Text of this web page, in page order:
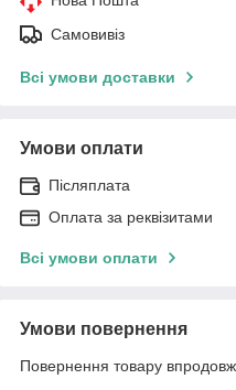
Самовивіз
Всі умови доставки
Умови оплати
Післяплата
Оплата за реквізитами
Всі умови оплати
Умови повернення
Повернення товару